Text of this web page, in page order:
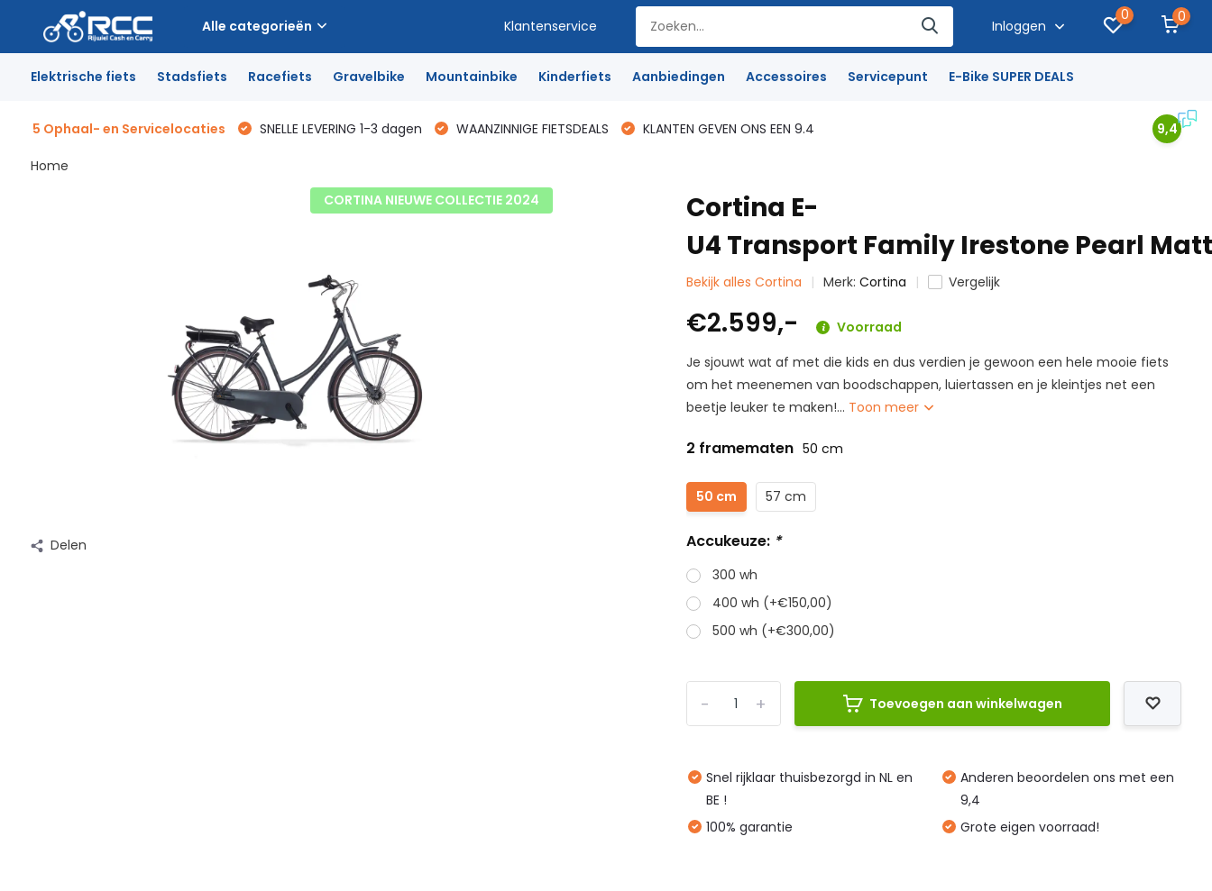
Alle categorieën Klantenservice Inloggen
0 0
Elektrische fiets Stadsfiets Racefiets Gravelbike Mountainbike Kinderfiets Aanbiedingen Accessoires Servicepunt E-Bike SUPER DEALS
5 Ophaal- en Servicelocaties SNELLE LEVERING 1-3 dagen WAANZINNIGE FIETSDEALS KLANTEN GEVEN ONS EEN 9.4 9,4
Home
CORTINA NIEUWE COLLECTIE 2024
Delen
Cortina E-
U4 Transport Family Irestone Pearl
Bekijk alles Cortina Merk:Cortina Vergelijk
€2.599,-
Voorraad
Je sjouwt wat af met die kids en dus verdien je gewoon een hele mooie fiets
om het meenemen van boodschappen, luiertassen en je kleintjes net een
beetje leuker te maken!... Toon meer
2 framematen 50 cm
50 cm 57 cm
Accukeuze: *
300 wh
400 wh (+€150,00)
500 wh (+€300,00)
+
- Toevoegen aan winkelwagen
Snel rijklaar thuisbezorgd in NL en
BE !
100% garantie
Anderen beoordelen ons met een
9,4
Grote eigen voorraad!